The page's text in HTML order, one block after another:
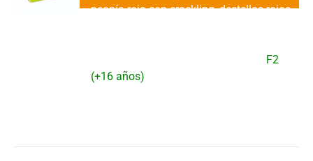
peonía roja con crackling, destellos rojos,
F2
(+16 años)